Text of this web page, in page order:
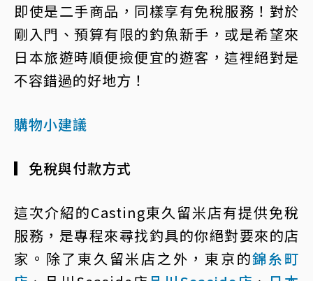
即使是二手商品，同樣享有免稅服務！對於
剛入門、預算有限的釣魚新手，或是希望來
日本旅遊時順便撿便宜的遊客，這裡絕對是
不容錯過的好地方！
購物小建議
▎免稅與付款方式
這次介紹的Casting東久留米店有提供免稅
服務，是專程來尋找釣具的你絕對要來的店
家。除了東久留米店之外，東京的錦糸町